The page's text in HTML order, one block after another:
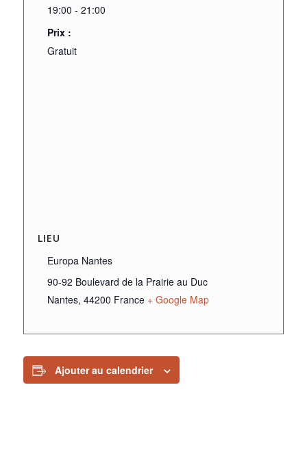
19:00 - 21:00
Prix :
Gratuit
LIEU
Europa Nantes
90-92 Boulevard de la Prairie au Duc
Nantes, 44200 France + Google Map
Ajouter au calendrier